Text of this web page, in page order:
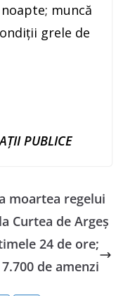
muncă
grele de
PUBLICE
moartea regelui
Curtea de Argeş
24 de ore;
de amenzi